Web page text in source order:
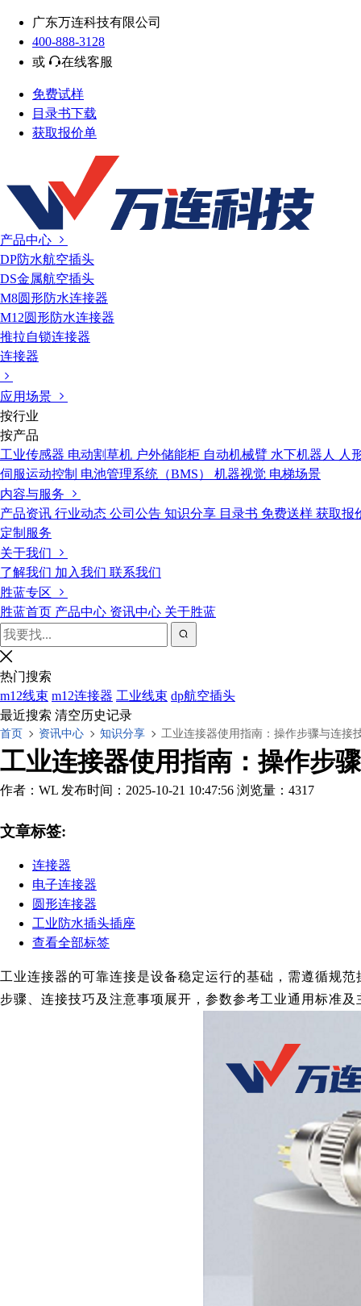
广东万连科技有限公司
400-888-3128
或
在线客服
免费试样
目录书下载
获取报价单
产品中心
DP防水航空插头
DS金属航空插头
M8圆形防水连接器
M12圆形防水连接器
推拉自锁连接器
连接器
应用场景
按行业
按产品
工业传感器 电动割草机 户外储能柜 自动机械臂 水下机器人
人
伺服运动控制 电池管理系统（BMS） 机器视觉 电梯场景
内容与服务
产品资讯 行业动态 公司公告 知识分享 目录书 免费送样 获取报
定制服务
关于我们
了解我们 加入我们 联系我们
胜蓝专区
胜蓝首页 产品中心 资讯中心 关于胜蓝
热门搜索
m12线束 m12连接器 工业线束 dp航空插头
最近搜索 清空历史记录
首页 资讯中心 知识分享 工业连接器使用指南：操作步骤与连接
工业连接器使用指南：操作步
作者：WL 发布时间：2025-10-21 10:47:56 浏览量：4317
文章标签:
连接器
电子连接器
圆形连接器
工业防水插头插座
查看全部标签
工业连接器的可靠连接是设备稳定运行的基础，需遵循规
步骤、连接技巧及注意事项展开，参数参考工业通用标准